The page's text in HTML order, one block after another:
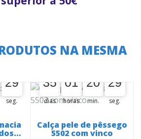
NA MESMA
28
29
seg.
35
35
00
dias
01
01
00
horas
20
20
00
min.
28
29
seg.
Calça pele de pêssego
5502 com vinco